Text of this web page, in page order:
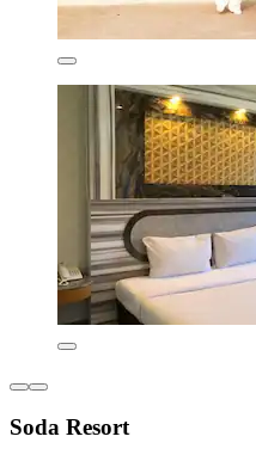
Soda Resort